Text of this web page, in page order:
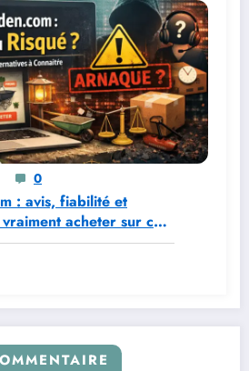
0
: avis, fiabilité et
acheter sur ce